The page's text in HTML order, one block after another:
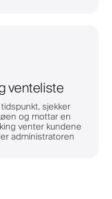
venteliste
sjekker
og mottar en
venter kundene
administratoren